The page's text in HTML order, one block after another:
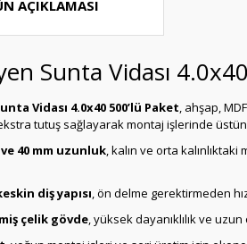
AÇIKLAMASI
Sunta Vidası
Vidası 4.0x40 500’lü Paket, ahşap,
tutuş sağlayarak montaj işlerinde
ve 40 mm uzunluk, kalın ve orta
diş yapısı, ön delme gerektirmeden
çelik gövde, yüksek dayanıklılık ve